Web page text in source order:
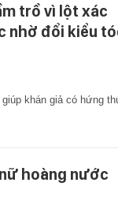
trồ vì lột xác
nhờ đổi kiểu
khán giả có hứng
hoàng nước